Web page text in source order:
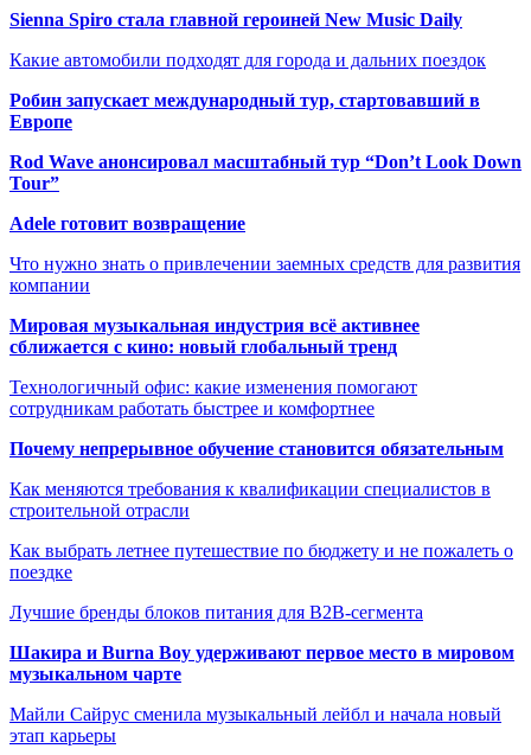
Sienna Spiro стала главной героиней New Music Daily
Какие автомобили подходят для города и дальних поездок
Робин запускает международный тур, стартовавший в
Европе
Rod Wave анонсировал масштабный тур “Don’t Look Down
Tour”
Adele готовит возвращение
Что нужно знать о привлечении заемных средств для развития
компании
Мировая музыкальная индустрия всё активнее
сближается с кино: новый глобальный тренд
Технологичный офис: какие изменения помогают
сотрудникам работать быстрее и комфортнее
Почему непрерывное обучение становится обязательным
Как меняются требования к квалификации специалистов в
строительной отрасли
Как выбрать летнее путешествие по бюджету и не пожалеть о
поездке
Лучшие бренды блоков питания для B2B-сегмента
Шакира и Burna Boy удерживают первое место в мировом
музыкальном чарте
Майли Сайрус сменила музыкальный лейбл и начала новый
этап карьеры